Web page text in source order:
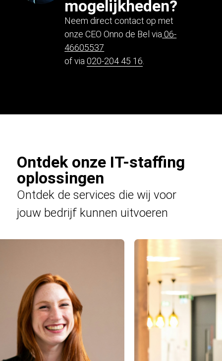
mogelijkheden?
Neem direct contact op met
onze CEO Onno de Bel via 06-
46605537
of via020-204 45 16
Ontdek onze IT-staffing
oplossingen
Ontdek de services die wij voor
jouw bedrijf kunnen uitvoeren